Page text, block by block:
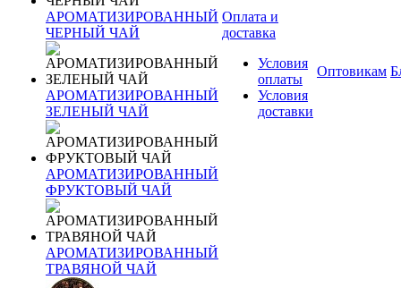
АРОМАТИЗИРОВАННЫЙ
ЧЕРНЫЙ ЧАЙ
АРОМАТИЗИРОВАННЫЙ
ЗЕЛЕНЫЙ ЧАЙ
АРОМАТИЗИРОВАННЫЙ
ФРУКТОВЫЙ ЧАЙ
АРОМАТИЗИРОВАННЫЙ
ТРАВЯНОЙ ЧАЙ
Оплата и
доставка
Условия
оплаты
Условия
доставки
Оптовикам